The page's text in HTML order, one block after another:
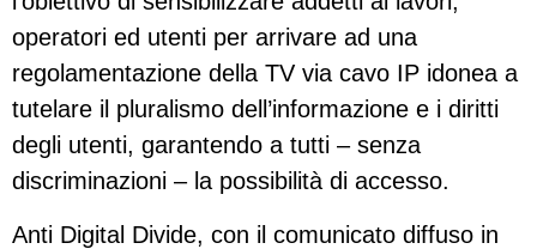
operatori ed utenti per arrivare ad una
regolamentazione della TV via cavo IP idonea a
tutelare il pluralismo dell’informazione e i diritti
degli utenti, garantendo a tutti – senza
discriminazioni – la possibilità di accesso.
Anti Digital Divide, con il comunicato diffuso in